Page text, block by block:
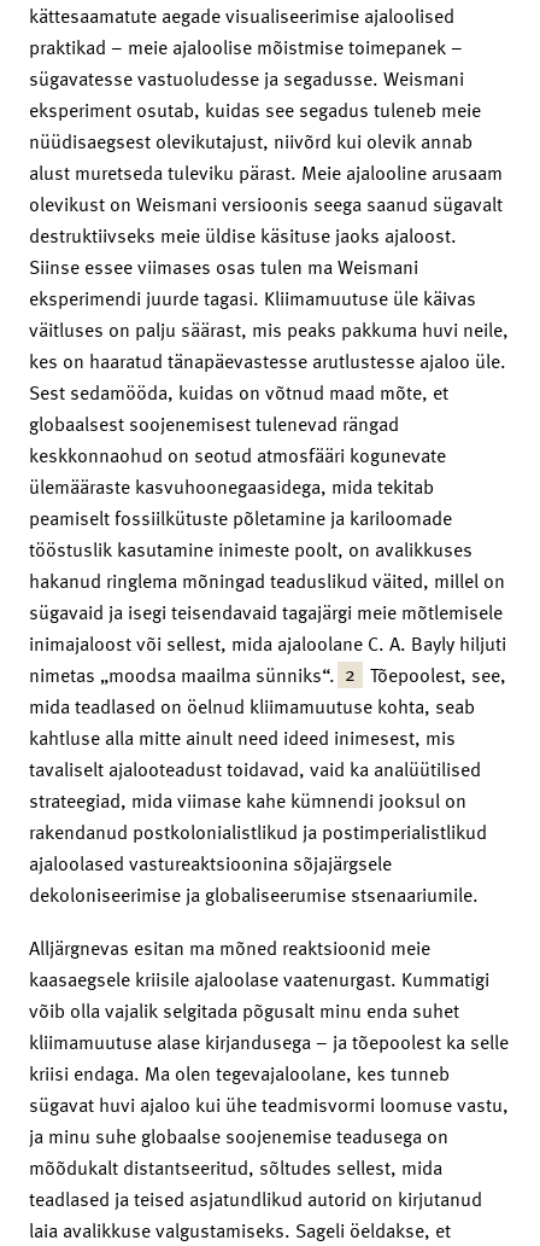
kättesaamatute aegade visualiseerimise ajaloolised
praktikad – meie ajaloolise mõistmise toimepanek –
sügavatesse vastuoludesse ja segadusse. Weismani
eksperiment osutab, kuidas see segadus tuleneb meie
nüüdisaegsest olevikutajust, niivõrd kui olevik annab
alust muretseda tuleviku pärast. Meie ajalooline arusaam
olevikust on Weismani versioonis seega saanud sügavalt
destruktiivseks meie üldise käsituse jaoks ajaloost.
Siinse essee viimases osas tulen ma Weismani
eksperimendi juurde tagasi. Kliimamuutuse üle käivas
väitluses on palju säärast, mis peaks pakkuma huvi neile,
kes on haaratud tänapäevastesse arutlustesse ajaloo üle.
Sest sedamööda, kuidas on võtnud maad mõte, et
globaalsest soojenemisest tulenevad rängad
keskkonnaohud on seotud atmosfääri kogunevate
ülemääraste kasvuhoonegaasidega, mida tekitab
peamiselt fossiilkütuste põletamine ja kariloomade
tööstuslik kasutamine inimeste poolt, on avalikkuses
hakanud ringlema mõningad teaduslikud väited, millel on
sügavaid ja isegi teisendavaid tagajärgi meie mõtlemisele
inimajaloost või sellest, mida ajaloolane C. A. Bayly hiljuti
nimetas „moodsa maailma sünniks“. 2 Tõepoolest, see,
mida teadlased on öelnud kliimamuutuse kohta, seab
kahtluse alla mitte ainult need ideed inimesest, mis
tavaliselt ajalooteadust toidavad, vaid ka analüütilised
strateegiad, mida viimase kahe kümnendi jooksul on
rakendanud postkolonialistlikud ja postimperialistlikud
ajaloolased vastureaktsioonina sõjajärgsele
dekoloniseerimise ja globaliseerumise stsenaariumile.
Alljärgnevas esitan ma mõned reaktsioonid meie
kaasaegsele kriisile ajaloolase vaatenurgast. Kummatigi
võib olla vajalik selgitada põgusalt minu enda suhet
kliimamuutuse alase kirjandusega – ja tõepoolest ka selle
kriisi endaga. Ma olen tegevajaloolane, kes tunneb
sügavat huvi ajaloo kui ühe teadmisvormi loomuse vastu,
ja minu suhe globaalse soojenemise teadusega on
mõõdukalt distantseeritud, sõltudes sellest, mida
teadlased ja teised asjatundlikud autorid on kirjutanud
laia avalikkuse valgustamiseks. Sageli öeldakse, et